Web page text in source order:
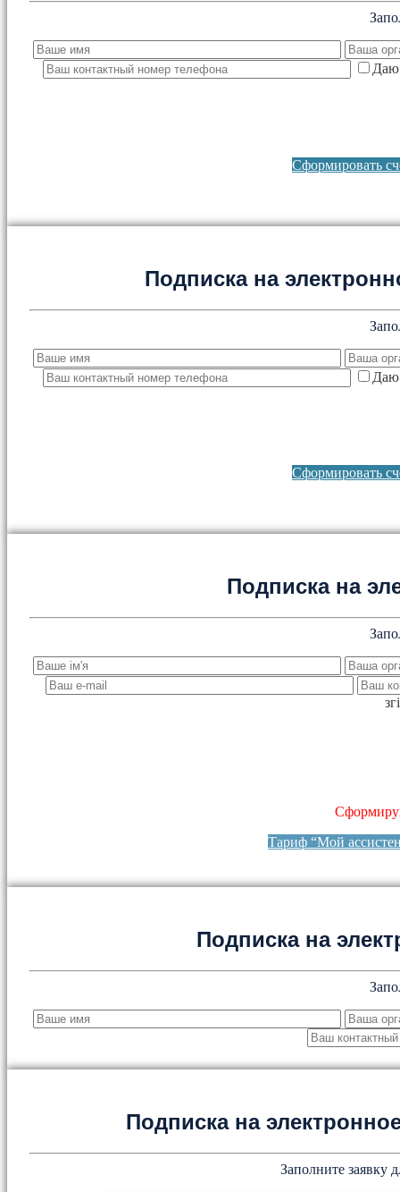
Даю
Сформировать
Подписка на
Даю
Сформировать
Подписка на
Тариф “Мой
Подписка на
Подписка на
Заполните заявку